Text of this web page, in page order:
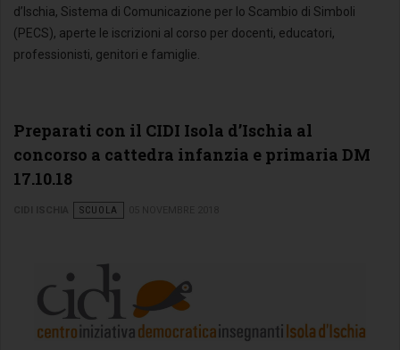
d’Ischia, Sistema di Comunicazione per lo Scambio di Simboli
(PECS), aperte le iscrizioni al corso per docenti, educatori,
professionisti, genitori e famiglie.
Preparati con il CIDI Isola d’Ischia al
concorso a cattedra infanzia e primaria DM
17.10.18
SCUOLA